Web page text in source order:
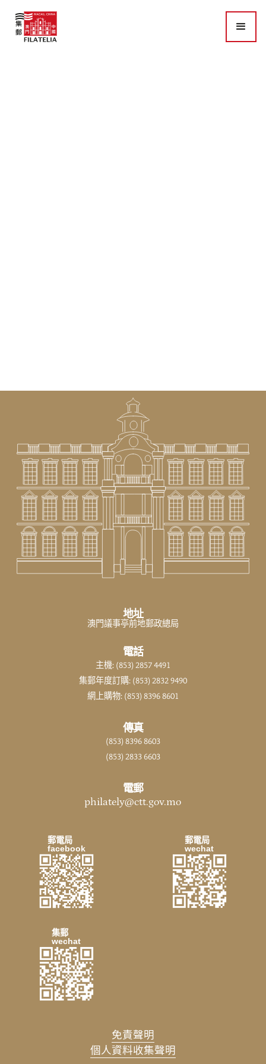
免責聲明
個人資料收集聲明
郵電局
facebook
郵電局
wechat
集郵
wechat
地址
澳門議事亭前地郵政總局
電話
主機: (853) 2857 4491
集郵年度訂購: (853) 2832 9490
網上購物: (853) 8396 8601
傳真
(853) 8396 8603
(853) 2833 6603
電郵
philately@ctt.gov.mo